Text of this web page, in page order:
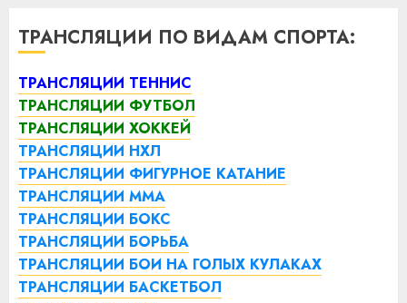
ТРАНСЛЯЦИИ ПО ВИДАМ СПОРТА:
ТРАНСЛЯЦИИ ТЕННИС
ТРАНСЛЯЦИИ ФУТБОЛ
ТРАНСЛЯЦИИ ХОККЕЙ
ТРАНСЛЯЦИИ НХЛ
ТРАНСЛЯЦИИ ФИГУРНОЕ КАТАНИЕ
ТРАНСЛЯЦИИ ММА
ТРАНСЛЯЦИИ БОКС
ТРАНСЛЯЦИИ БОРЬБА
ТРАНСЛЯЦИИ БОИ НА ГОЛЫХ КУЛАКАХ
ТРАНСЛЯЦИИ БАСКЕТБОЛ